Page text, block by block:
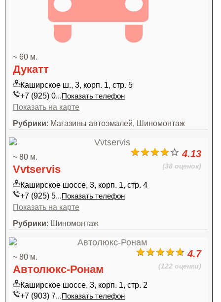
~ 60 м.
Дукатт
Каширское ш., 3, корп. 1, стр. 5
+7 (925) 0...Показать телефон
Показать на карте
Рубрики: Магазины автоэмалей, Шиномонтаж
4.13
(38 оценок)
~ 80 м.
Vvtservis
Каширское шоссе, 3, корп. 1, стр. 4
+7 (925) 5...Показать телефон
Показать на карте
Рубрики: Шиномонтаж
4.7
(122 оценки)
~ 80 м.
Автолюкс-Ронам
Каширское шоссе, 3, корп. 1, стр. 2
+7 (903) 7...Показать телефон